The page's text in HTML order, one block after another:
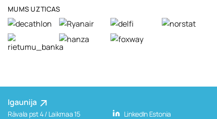
MUMS UZTICAS
Igaunija
Rävala pst 4 / Laikmaa 15
LinkedIn Estonia